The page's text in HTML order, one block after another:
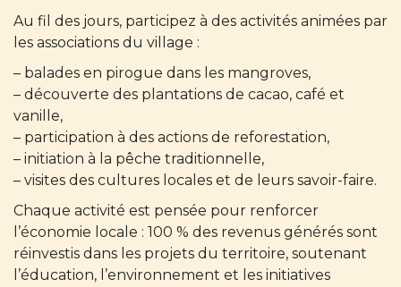
Au fil des jours, participez à des activités animées par
les associations du village :
– balades en pirogue dans les mangroves,
– découverte des plantations de cacao, café et
vanille,
– participation à des actions de reforestation,
– initiation à la pêche traditionnelle,
– visites des cultures locales et de leurs savoir-faire.
Chaque activité est pensée pour renforcer
l’économie locale : 100 % des revenus générés sont
réinvestis dans les projets du territoire, soutenant
l’éducation, l’environnement et les initiatives